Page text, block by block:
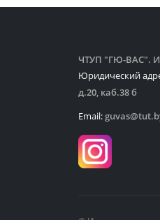
ЧТУП "ГЮ-ВАС".
Юридический
д.20, каб.38 б
Email: